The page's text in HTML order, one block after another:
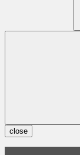
close